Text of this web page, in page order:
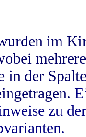
im
in der
zu